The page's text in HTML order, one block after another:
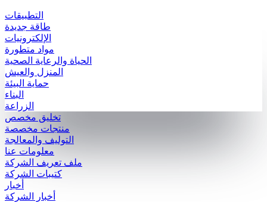
التطبيقات
طاقة جديدة
الإلكترونيات
مواد متطورة
الحياة والرعاية الصحية
المنزل والعيش
حماية البيئة
البناء
الزراعة
تخليق مخصص
منتجات مخصصة
التوليف والمعالجة
معلومات عنا
ملف تعريف الشركة
كتيبات الشركة
أخبار
أخبار الشركة